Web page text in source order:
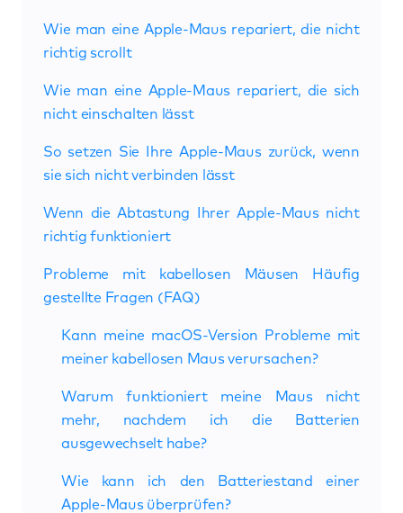
Wie man eine Apple-Maus repariert, die nicht
richtig scrollt
Wie man eine Apple-Maus repariert, die sich
nicht einschalten lässt
So setzen Sie Ihre Apple-Maus zurück, wenn
sie sich nicht verbinden lässt
Wenn die Abtastung Ihrer Apple-Maus nicht
richtig funktioniert
Probleme mit kabellosen Mäusen Häufig
gestellte Fragen (FAQ)
Kann meine macOS-Version Probleme mit
meiner kabellosen Maus verursachen?
Warum funktioniert meine Maus nicht
mehr, nachdem ich die Batterien
ausgewechselt habe?
Wie kann ich den Batteriestand einer
Apple-Maus überprüfen?